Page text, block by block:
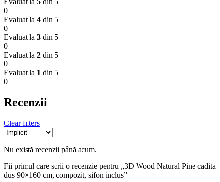
Evaluat la 5 din 5
0
Evaluat la 4 din 5
0
Evaluat la 3 din 5
0
Evaluat la 2 din 5
0
Evaluat la 1 din 5
0
Recenzii
Clear filters
Nu există recenzii până acum.
Fii primul care scrii o recenzie pentru „3D Wood Natural Pine cadita
dus 90×160 cm, compozit, sifon inclus”